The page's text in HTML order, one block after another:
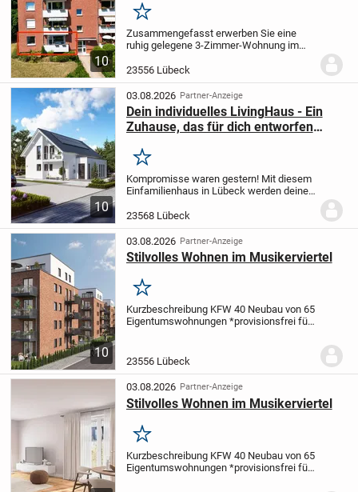
10
Merken
Zusammengefasst erwerben Sie eine
ruhig gelegene 3-Zimmer-Wohnung im
Wohnanlage aus dem Jahr 1960. Die
Immobilie befindet sich auf einem
Erbbaurechtsgrundstück der...
23556 Lübeck
10
03.08.2026 Partner-Anzeige
Dein individuelles LivingHaus - Ein
Zuhause, das für dich entworfen
Merken
Kompromisse waren gestern! Mit diesem
Einfamilienhaus in Lübeck werden deine
Wohnfläche von 145,04 m² und 7
Zimmern ausgestattete Haus bietet
genug Platz für die...
23568 Lübeck
10
03.08.2026 Partner-Anzeige
Stilvolles Wohnen im Musikerviertel
Merken
Kurzbeschreibung KFW 40 Neubau von 65
Eigentumswohnungen *provisionsfrei für
Zuhause im zentral gelegenen Stadtteil
23556 Lübeck
03.08.2026 Partner-Anzeige
Stilvolles Wohnen im Musikerviertel
Merken
Kurzbeschreibung KFW 40 Neubau von 65
Eigentumswohnungen *provisionsfrei für